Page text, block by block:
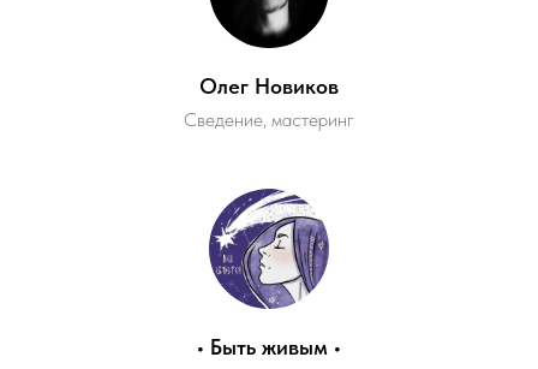
Олег Новиков
Сведение, мастеринг
• Быть живым •